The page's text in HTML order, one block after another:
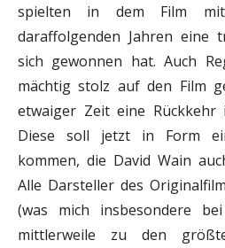
spielten in dem Film
daraffolgenden Jahren eine
sich gewonnen hat. Auch
mächtig stolz auf den Film
etwaiger Zeit eine Rückkehr
Diese soll jetzt in Form
kommen, die David Wain
Alle Darsteller des
(was mich insbesondere
mittlerweile zu den